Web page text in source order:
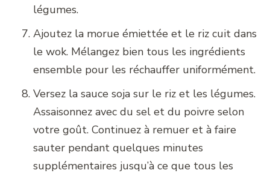
légumes.
Ajoutez la morue émiettée et le riz cuit dans
le wok. Mélangez bien tous les ingrédients
ensemble pour les réchauffer uniformément.
Versez la sauce soja sur le riz et les légumes.
Assaisonnez avec du sel et du poivre selon
votre goût. Continuez à remuer et à faire
sauter pendant quelques minutes
supplémentaires jusqu’à ce que tous les